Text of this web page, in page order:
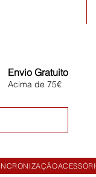
Envio Gratuito
Acima de 75€